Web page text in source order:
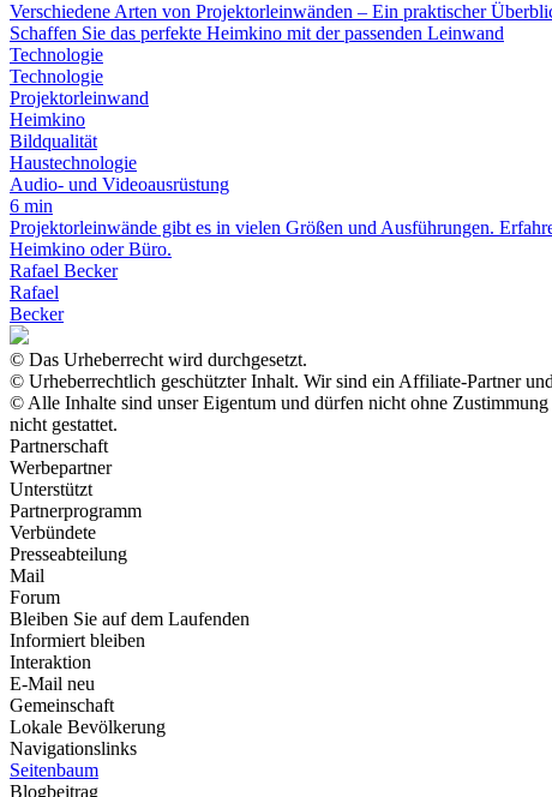
Verschiedene Arten von Projektorleinwänden – Ein praktischer
Schaffen Sie das perfekte Heimkino mit der passenden Leinwand
Technologie
Technologie
Projektorleinwand
Heimkino
Bildqualität
Haustechnologie
Audio- und Videoausrüstung
6 min
Projektorleinwände gibt es in vielen Größen und Ausführungen.
Heimkino oder Büro.
Rafael Becker
Rafael
Becker
© Das Urheberrecht wird durchgesetzt.
© Urheberrechtlich geschützter Inhalt. Wir sind ein Affiliate-Partner
© Alle Inhalte sind unser Eigentum und dürfen nicht ohne
nicht gestattet.
Partnerschaft
Werbepartner
Unterstützt
Partnerprogramm
Verbündete
Presseabteilung
Mail
Forum
Bleiben Sie auf dem Laufenden
Informiert bleiben
Interaktion
E-Mail neu
Gemeinschaft
Lokale Bevölkerung
Navigationslinks
Seitenbaum
Blogbeitrag